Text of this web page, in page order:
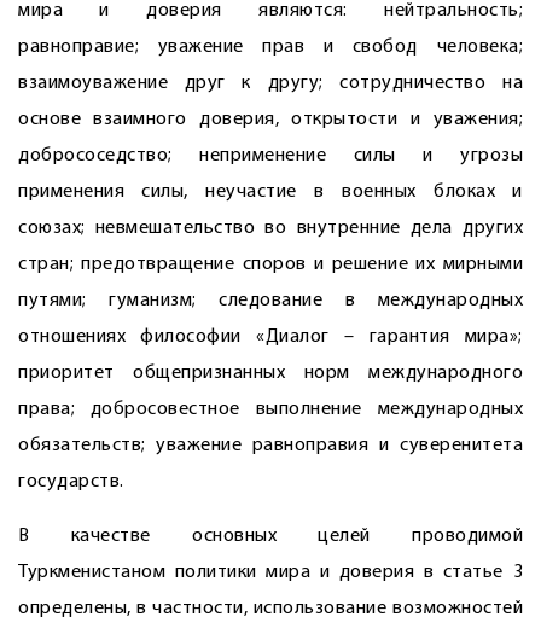
мира и доверия являются: нейтральность;
равноправие; уважение прав и свобод человека;
взаимоуважение друг к другу; сотрудничество на
основе взаимного доверия, открытости и уважения;
добрососедство; неприменение силы и угрозы
применения силы, неучастие в военных блоках и
союзах; невмешательство во внутренние дела других
стран; предотвращение споров и решение их мирными
путями; гуманизм; следование в международных
отношениях философии «Диалог – гарантия мира»;
приоритет общепризнанных норм международного
права; добросовестное выполнение международных
обязательств; уважение равноправия и суверенитета
государств.
В качестве основных целей проводимой
Туркменистаном политики мира и доверия в статье 3
определены, в частности, использование возможностей